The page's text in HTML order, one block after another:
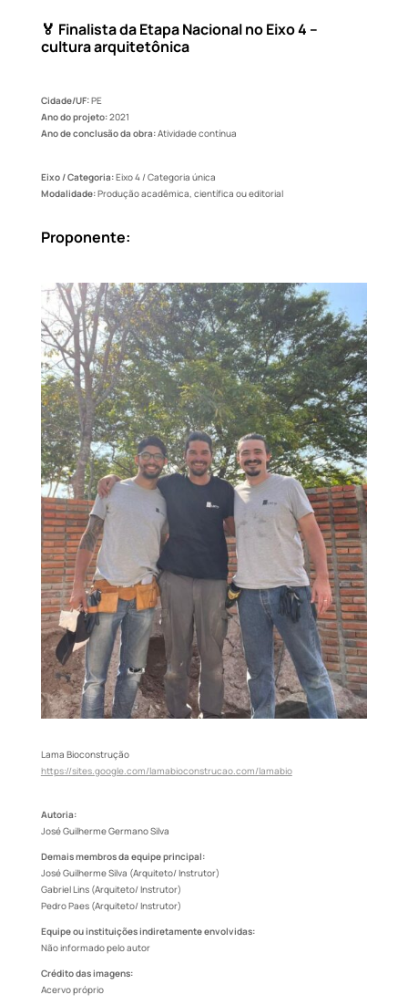
🏅 Finalista da Etapa Nacional noEixo 4 –
cultura arquitetônica
Cidade/UF:PE
Ano do projeto:2021
Ano de conclusão da obra:Atividade contínua
Eixo / Categoria:Eixo 4 / Categoria única
Modalidade:Produção acadêmica, científica ou editorial
Proponente:
Lama Bioconstrução
https://sites.google.com/lamabioconstrucao.com/lamabio
Autoria:
José Guilherme Germano Silva
Demais membros da equipe principal:
José Guilherme Silva (Arquiteto/ Instrutor)
Gabriel Lins (Arquiteto/ Instrutor)
Pedro Paes (Arquiteto/ Instrutor)
Equipe ou instituições indiretamente envolvidas:
Não informado pelo autor
Crédito das imagens:
Acervo próprio